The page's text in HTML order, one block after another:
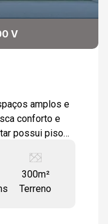
10
V
amplos e
conforto e
possui piso
e
sala e área
e o preparo
300m²
Terreno